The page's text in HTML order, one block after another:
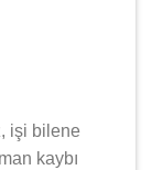
işi bilene
kaybı